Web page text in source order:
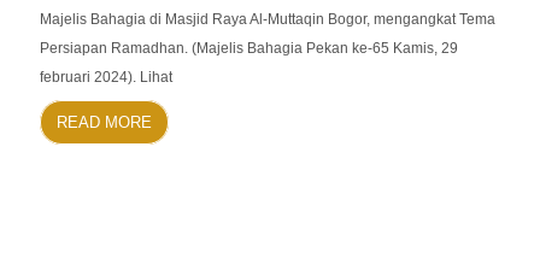
Majelis Bahagia di Masjid Raya Al-Muttaqin Bogor, mengangkat Tema
Persiapan Ramadhan. (Majelis Bahagia Pekan ke-65 Kamis, 29
februari 2024). Lihat
READ MORE